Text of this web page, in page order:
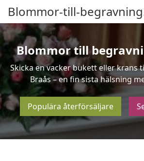
Blommor-till-
Blommor till
Skicka en vacker bukett eller krans
Braås – en fin sista hälsning
Populära återförsäljare